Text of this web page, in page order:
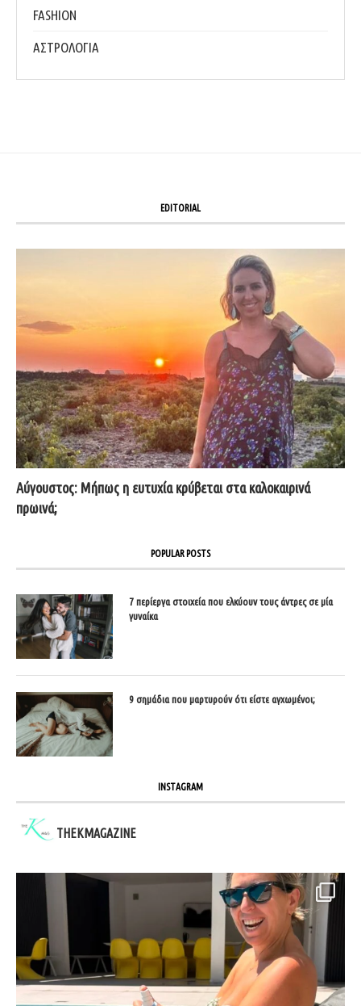
FASHION
ΑΣΤΡΟΛΟΓΙΑ
EDITORIAL
Αύγουστος: Μήπως η ευτυχία κρύβεται στα καλοκαιρινά
πρωινά;
POPULAR POSTS
7 περίεργα στοιχεία που ελκύουν τους άντρες σε μία
γυναίκα
9 σημάδια που μαρτυρούν ότι είστε αγχωμένοι;
INSTAGRAM
THEKMAGAZINE